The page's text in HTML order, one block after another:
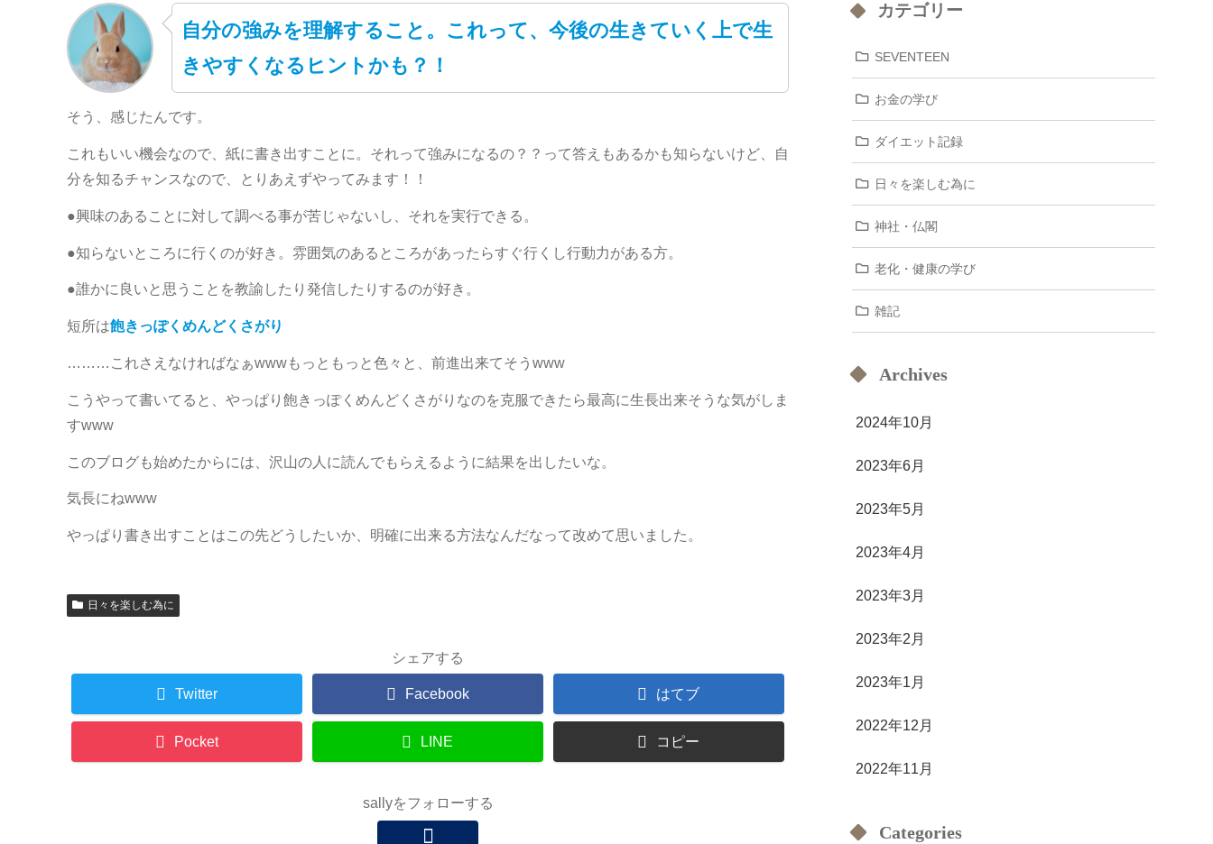
自分の強みを理解すること。これって、今後の生きていく上で生
きやすくなるヒントかも？！
そう、感じたんです。
これもいい機会なので、紙に書き出すことに。それって強みになるの？？って答えもあるかも知らないけど、自
分を知るチャンスなので、とりあえずやってみます！！
●興味のあることに対して調べる事が苦じゃないし、それを実行できる。
●知らないところに行くのが好き。雰囲気のあるところがあったらすぐ行くし行動力がある方。
●誰かに良いと思うことを教諭したり発信したりするのが好き。
短所は飽きっぽくめんどくさがり
………これさえなければなぁwwwもっともっと色々と、前進出来てそうwww
こうやって書いてると、やっぱり飽きっぽくめんどくさがりなのを克服できたら最高に生長出来そうな気がしま
すwww
このブログも始めたからには、沢山の人に読んでもらえるように結果を出したいな。
気長にねwww
やっぱり書き出すことはこの先どうしたいか、明確に出来る方法なんだなって改めて思いました。
日々を楽しむ為に
シェアする
Twitter Facebook はてブ
Pocket LINE コピー
sallyをフォローする
カテゴリー
SEVENTEEN
お金の学び
ダイエット記録
日々を楽しむ為に
神社・仏閣
老化・健康の学び
雑記
Archives
2024年10月
2023年6月
2023年5月
2023年4月
2023年3月
2023年2月
2023年1月
2022年12月
2022年11月
Categories